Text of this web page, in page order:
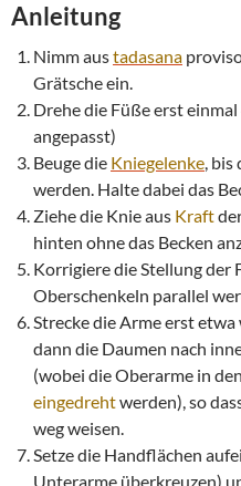
Anleitung
Nimm austadasana
Grätsche ein.
Drehe die Füße erst
angepasst)
Beuge die Kniegelenke, bis
werden. Halte dabei das
Ziehe die Knie aus Kraft
hinten ohne das Becken
Korrigiere die Stellung der
Oberschenkeln parallel
Strecke die Arme erst
dann die Daumen nach
(wobei die Oberarme in
eingedrehtwerden), so
weg weisen.
Setze die Handflächen
Unterarme überkreuzen)